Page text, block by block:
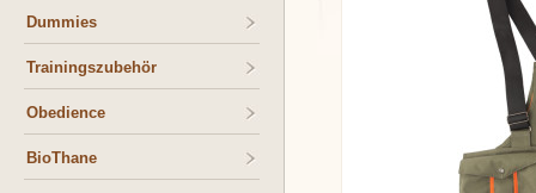
Dummies
Trainingszubehör
Obedience
BioThane